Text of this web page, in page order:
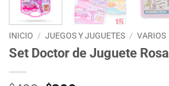
INICIO / JUEGOS Y JUGUETES / VARIOS
Set Doctor de Juguete Rosa